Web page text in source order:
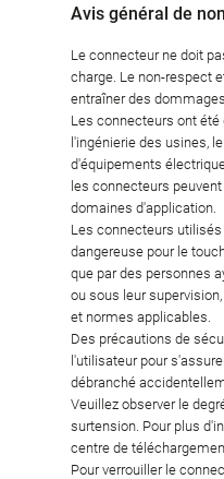
Avis général de
Le connecteur ne doit
charge. Le non-respect
entraîner des
Les connecteurs ont
l'ingénierie des usines,
d'équipements
les connecteurs
domaines d'application.
Les connecteurs
dangereuse pour le
que par des personnes
ou sous leur
et normes applicables.
Des précautions de
l'utilisateur pour
débranché
Veuillez observer le
surtension. Pour plus
centre de
Pour verrouiller le